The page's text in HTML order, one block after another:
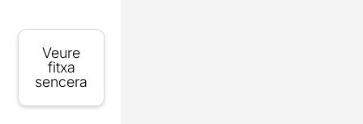
Veure
fitxa
sencera